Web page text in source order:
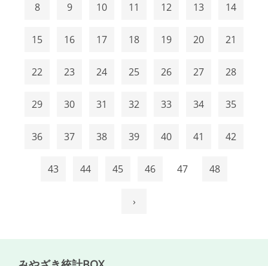
8 9 10 11 12 13 14
15 16 17 18 19 20 21
22 23 24 25 26 27 28
29 30 31 32 33 34 35
36 37 38 39 40 41 42
43 44 45 46 47 48
›